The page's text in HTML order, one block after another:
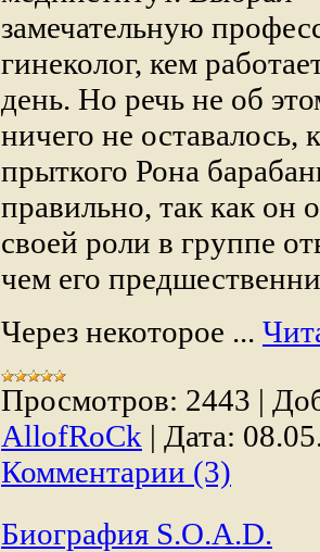
замечательную
гинеколог, кем
день. Но речь не об
ничего не оставалось,
прыткого Рона
правильно, так как он
своей роли в группе
чем его
Через некоторое ...
Просмотров: 2443 |
AllofRoCk | Дата:
Комментарии (3)
Биография S.O.A.D.